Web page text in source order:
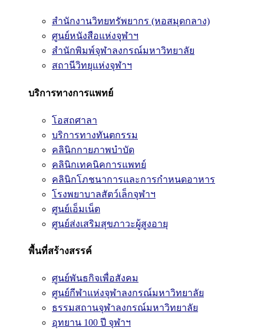
สำนักงานวิทยทรัพยากร (หอสมุดกลาง)
ศูนย์หนังสือแห่งจุฬาฯ
สำนักพิมพ์จุฬาลงกรณ์มหาวิทยาลัย
สถานีวิทยุแห่งจุฬาฯ
บริการทางการแพทย์
โอสถศาลา
บริการทางทันตกรรม
คลินิกกายภาพบำบัด
คลินิกเทคนิคการแพทย์
คลินิกโภชนาการและการกำหนดอาหาร
โรงพยาบาลสัตว์เล็กจุฬาฯ
ศูนย์เอ็มเน็ต
ศูนย์ส่งเสริมสุขภาวะผู้สูงอายุ
พื้นที่สร้างสรรค์
ศูนย์พันธกิจเพื่อสังคม
ศูนย์กีฬาแห่งจุฬาลงกรณ์มหาวิทยาลัย
ธรรมสถานจุฬาลงกรณ์มหาวิทยาลัย
อุทยาน 100 ปี จุฬาฯ